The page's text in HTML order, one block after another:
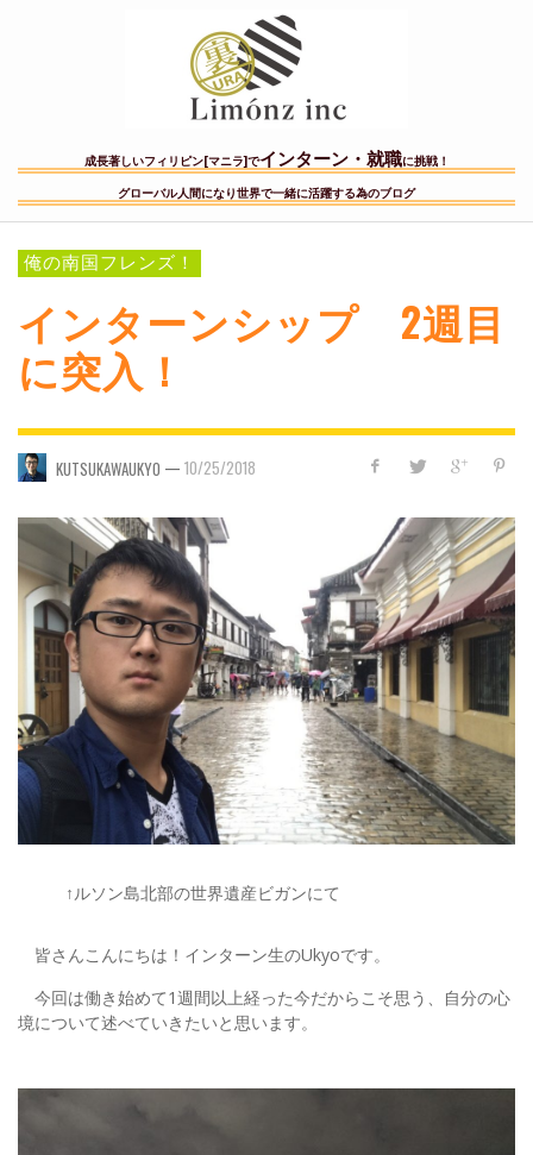
成長著しいフィリピン[マニラ]でインターン・就職に挑戦！
グローバル人間になり世界で一緒に活躍する為のブログ
俺の南国フレンズ！
インターンシップ 2週目
に突入！
KUTSUKAWAUKYO — 10/25/2018
↑ルソン島北部の世界遺産ビガンにて
皆さんこんにちは！インターン生のUkyoです。
今回は働き始めて1週間以上経った今だからこそ思う、自分の心
境について述べていきたいと思います。